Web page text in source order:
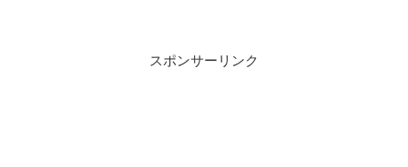
スポンサーリンク